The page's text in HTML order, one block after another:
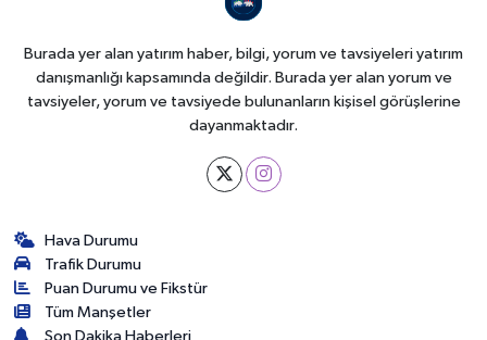
Burada yer alan yatırım haber, bilgi, yorum ve tavsiyeleri yatırım
danışmanlığı kapsamında değildir. Burada yer alan yorum ve
tavsiyeler, yorum ve tavsiyede bulunanların kişisel görüşlerine
dayanmaktadır.
Hava Durumu
Trafik Durumu
Puan Durumu ve Fikstür
Tüm Manşetler
Son Dakika Haberleri